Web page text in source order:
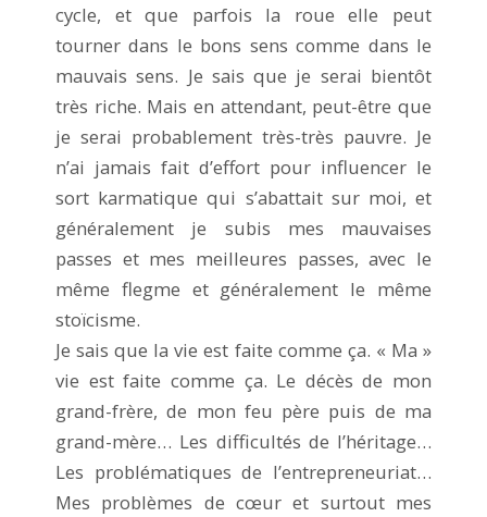
cycle, et que parfois la roue elle peut
tourner dans le bons sens comme dans le
mauvais sens. Je sais que je serai bientôt
très riche. Mais en attendant, peut-être que
je serai probablement très-très pauvre. Je
n’ai jamais fait d’effort pour influencer le
sort karmatique qui s’abattait sur moi, et
généralement je subis mes mauvaises
passes et mes meilleures passes, avec le
même flegme et généralement le même
stoïcisme.
Je sais que la vie est faite comme ça. « Ma »
vie est faite comme ça. Le décès de mon
grand-frère, de mon feu père puis de ma
grand-mère… Les difficultés de l’héritage…
Les problématiques de l’entrepreneuriat…
Mes problèmes de cœur et surtout mes